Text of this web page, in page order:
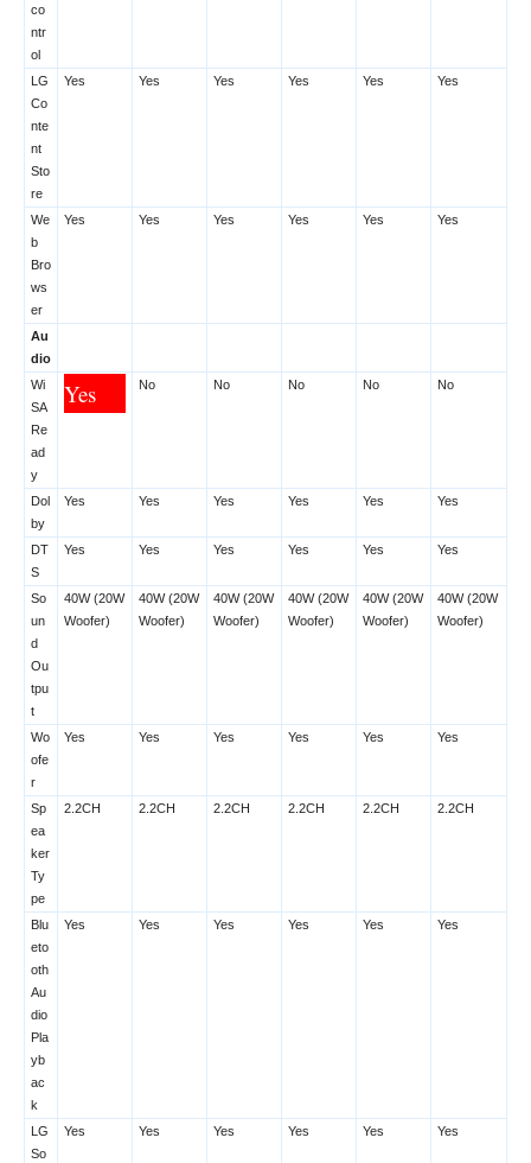
co
ntr
ol
LG
Co
nte
nt
Sto
re
Yes Yes Yes Yes Yes Yes
We
b
Bro
ws
er
Yes Yes Yes Yes Yes Yes
Au
dio
Wi
SA
Re
ad
y
Yes No No No No No
Dol
by
Yes Yes Yes Yes Yes Yes
DT
S
Yes Yes Yes Yes Yes Yes
So
un
d
Ou
tpu
t
40W (20W
Woofer)
40W (20W
Woofer)
40W (20W
Woofer)
40W (20W
Woofer)
40W (20W
Woofer)
40W (20W
Woofer)
Wo
ofe
r
Yes Yes Yes Yes Yes Yes
Sp
ea
ker
Ty
pe
2.2CH 2.2CH 2.2CH 2.2CH 2.2CH 2.2CH
Blu
eto
oth
Au
dio
Pla
yb
ac
k
Yes Yes Yes Yes Yes Yes
LG
So
Yes Yes Yes Yes Yes Yes